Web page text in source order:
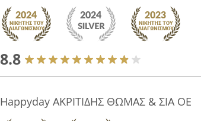
8.8
Happyday ΑΚΡΙΤΙΔΗΣ ΘΩΜΑΣ & ΣΙΑ ΟΕ